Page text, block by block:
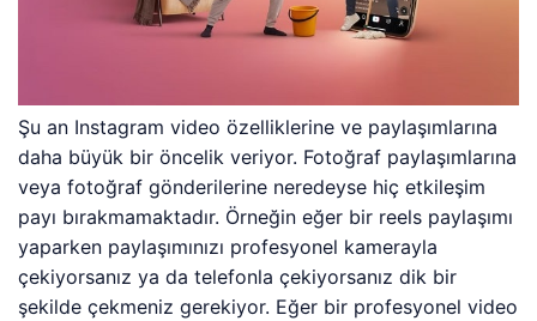
Şu an Instagram video özelliklerine ve paylaşımlarına
daha büyük bir öncelik veriyor. Fotoğraf paylaşımlarına
veya fotoğraf gönderilerine neredeyse hiç etkileşim
payı bırakmamaktadır. Örneğin eğer bir reels paylaşımı
yaparken paylaşımınızı profesyonel kamerayla
çekiyorsanız ya da telefonla çekiyorsanız dik bir
şekilde çekmeniz gerekiyor. Eğer bir profesyonel video